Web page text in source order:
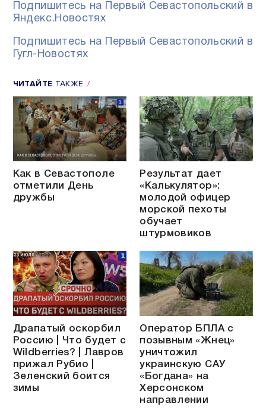
Подпишитесь на Первый Севастопольский в
Яндекс.Новостях
Подпишитесь на Первый Севастопольский в
Гугл-Новостях
ЧИТАЙТЕ ТАКЖЕ
Как в Севастополе
отметили День
дружбы
Результат дает
«Калькулятор»:
молодой офицер
морской пехоты
обучает
штурмовиков
Драпатый оскорбил
Россию | Что будет с
Wildberries? | Лавров
прижал Рубио |
Зеленский боится
зимы
Оператор БПЛА с
позывным «Жнец»
уничтожил
украинскую САУ
«Богдана» на
Херсонском
направлении